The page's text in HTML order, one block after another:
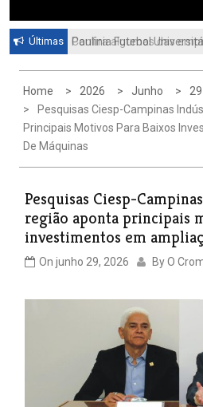
Últimas
Paulinia Futebol
Confira algumas das
Home 2026 Junho
29
Pesquisas Ciesp-Campinas
Principais Motivos Para Baixos
De Máquinas
Pesquisas Ciesp-
região aponta principais
investimentos em
On junho 29, 2026 ByO